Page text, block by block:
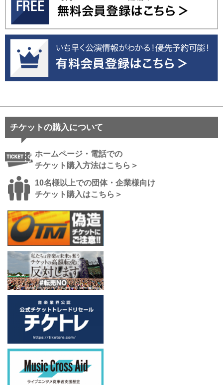
チケットの購入について
ホームページ・電話での
チケット購入方法はこちら＞
10名様以上での団体・企業様向け
チケット購入はこちら＞